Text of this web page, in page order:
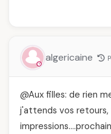
algericaine
@Aux filles: de rien
j'attends vos retours,